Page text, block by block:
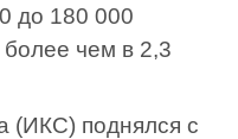
до 180 000
более чем в 2,3
(ИКС) поднялся с